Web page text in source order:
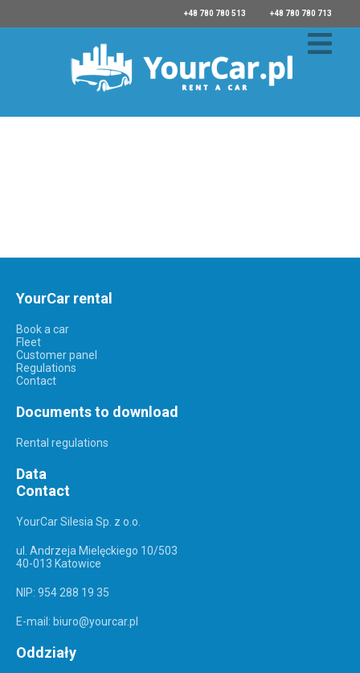
+48 780 780 513 +48 780 780 713
YourCar rental
Book a car
Fleet
Customer panel
Regulations
Contact
Documents to download
Rental regulations
Data
Contact
YourCar Silesia Sp. z o.o.
ul. Andrzeja Mielęckiego 10/503
40-013 Katowice
NIP: 954 288 19 35
E-mail: biuro@yourcar.pl
Oddziały